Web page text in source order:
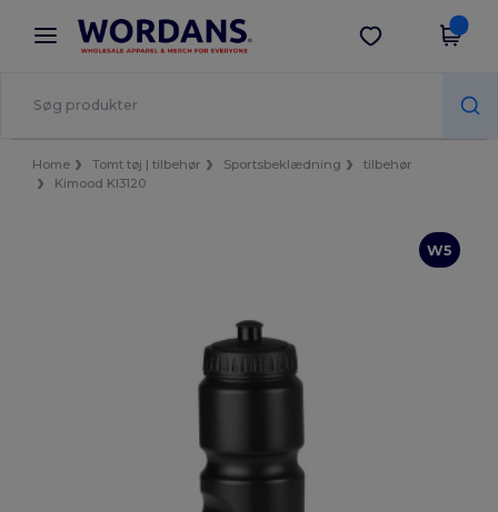
× Wordans-app
Bedre priser i appen!
Hent app
Home Tomt tøj | tilbehør Sportsbeklædning
tilbehør
Kimood KI3120
W5